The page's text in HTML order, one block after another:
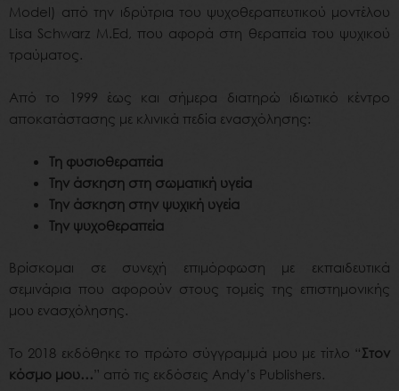
Model) από την ιδρύτρια του ψυχοθεραπευτικού μοντέλου
Lisa Schwarz M.Ed, που αφορά στη θεραπεία του ψυχικού
τραύματος.
Από το 1999 έως και σήμερα διατηρώ ιδιωτικό κέντρο
αποκατάστασης με κλινικά πεδία ενασχόλησης:
Τη φυσιοθεραπεία
Την άσκηση στη σωματική υγεία
Την άσκηση στην ψυχική υγεία
Την ψυχοθεραπεία
Βρίσκομαι σε συνεχή επιμόρφωση με εκπαιδευτικά
σεμινάρια που αφορούν στους τομείς της επιστημονικής
μου ενασχόλησης.
Το 2018 εκδόθηκε το πρώτο σύγγραμμά μου με τίτλο “Στον
κόσμο μου…” από τις εκδόσεις Andy’s Publishers.